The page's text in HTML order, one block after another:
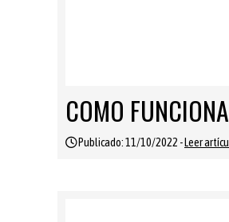
COMO
Publicado: 11/10/2022 - Leer